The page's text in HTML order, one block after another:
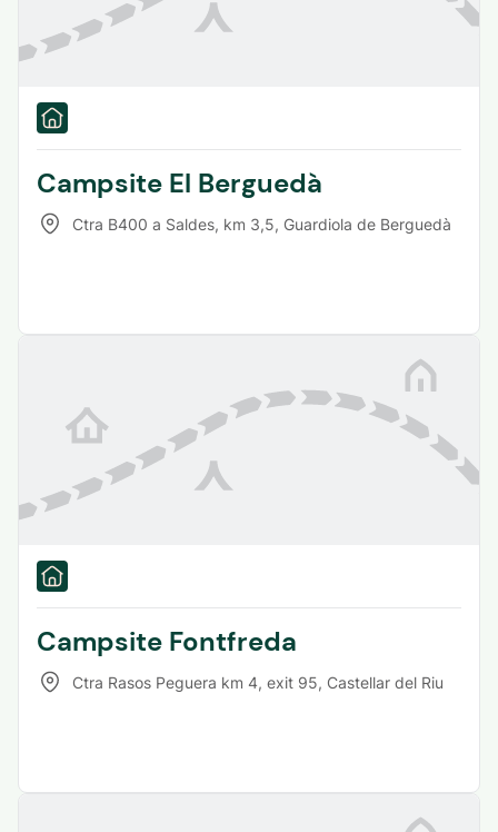
Campsite El Berguedà
Ctra B400 a Saldes, km 3,5, Guardiola de Berguedà
Campsite Fontfreda
Ctra Rasos Peguera km 4, exit 95, Castellar del Riu